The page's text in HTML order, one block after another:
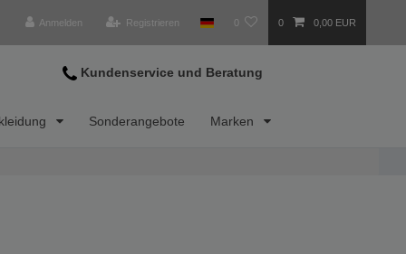
Anmelden Registrieren 0 0 0,00 EUR
Kundenservice und Beratung
Sonderangebote Marken